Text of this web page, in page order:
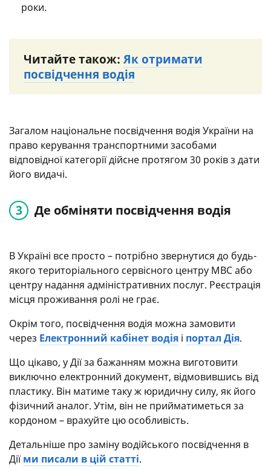
роки.
Читайте також: Як отримати
посвідчення водія
Загалом національне посвідчення водія України на
право керування транспортними засобами
відповідної категорії дійсне протягом 30 років з дати
його видачі.
Де обміняти посвідчення водія
В Україні все просто – потрібно звернутися до будь-
якого територіального сервісного центру МВС або
центру надання адміністративних послуг. Реєстрація
місця проживання ролі не грає.
Окрім того, посвідчення водія можна замовити
через Електронний кабінет водія і портал Дія.
Що цікаво, у Дії за бажанням можна виготовити
виключно електронний документ, відмовившись від
пластику. Він матиме таку ж юридичну силу, як його
фізичний аналог. Утім, він не прийматиметься за
кордоном – врахуйте цю особливість.
Детальніше про заміну водійського посвідчення в
Діїми писали в цій статті.